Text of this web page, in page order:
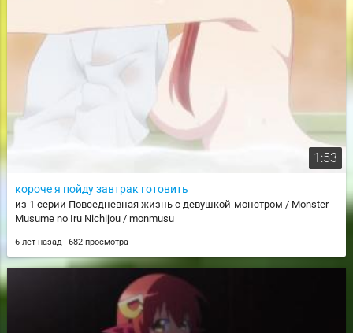
1:53
короче я пойду завтрак готовить
из 1 серии Повседневная жизнь с девушкой-монстром / Monster
Musume no Iru Nichijou / monmusu
6 лет назад 682 просмотра